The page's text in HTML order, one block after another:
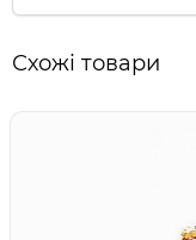
Схожі товари